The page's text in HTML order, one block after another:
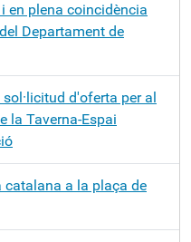
en plena coincidència
Departament de
d'oferta per al
la Taverna-Espai
catalana a la plaça de